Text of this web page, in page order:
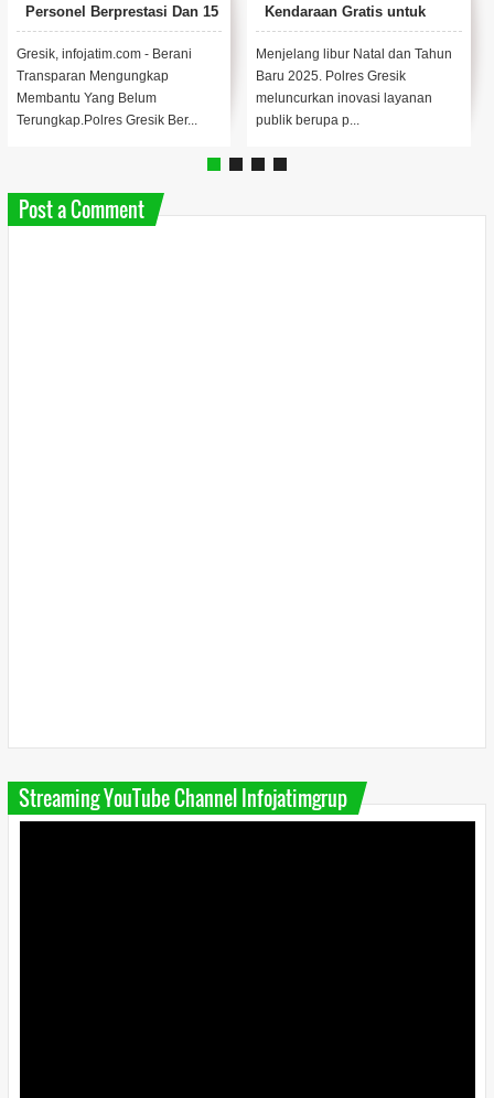
Personel Berprestasi Dan 15
Tokoh Masyarakat
Gresik, infojatim.com - Berani
Transparan Mengungkap
Membantu Yang Belum
Terungkap.Polres Gresik Ber...
Kendaraan Gratis untuk
Warga
Menjelang libur Natal dan Tahun
Baru 2025. Polres Gresik
meluncurkan inovasi layanan
publik berupa p...
Post a Comment
Streaming YouTube Channel Infojatimgrup